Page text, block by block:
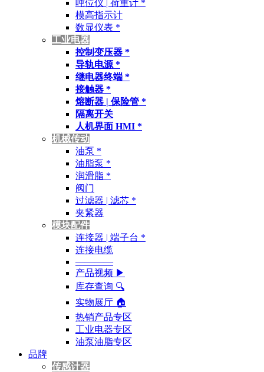
吨位仪 | 荷重计 *
模高指示计
数显仪表 *
工业电器
控制变压器 *
导轨电源 *
继电器终端 *
接触器 *
熔断器 | 保险管 *
隔离开关
人机界面 HMI *
机械传动
油泵 *
油脂泵 *
润滑脂 *
阀门
过滤器 | 滤芯 *
夹紧器
模块配件
连接器 | 端子台 *
连接电缆
————
产品视频 ▶
库存查询 🔍︎
实物展厅 🏠︎
热销产品专区
工业电器专区
油泵油脂专区
品牌
传感计器